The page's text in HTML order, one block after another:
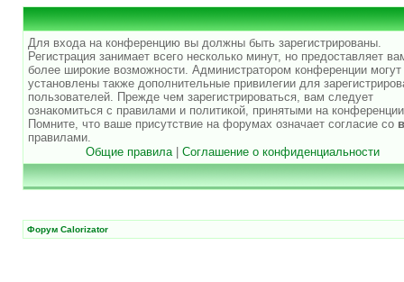
Для входа на конференцию вы должны быть зарегистрированы.
Регистрация занимает всего несколько минут, но предоставляет
более широкие возможности. Администратором конференции
установлены также дополнительные привилегии для
пользователей. Прежде чем зарегистрироваться, вам следует
ознакомиться с правилами и политикой, принятыми на
Помните, что ваше присутствие на форумах означает согласие со
правилами.
Общие правила| Соглашение о конфиденциальности
Форум Calorizator